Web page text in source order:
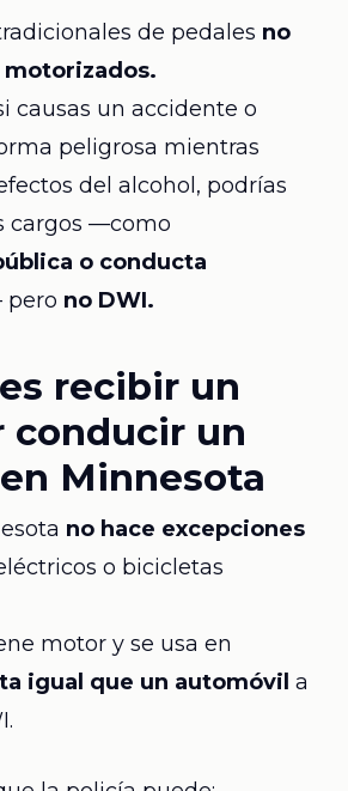
de pedales no
motorizados.
causas un accidente o
peligrosa mientras
del alcohol, podrías
cargos —como
o conducta
no DWI.
recibir un
conducir un
Minnesota
no hace excepciones
o bicicletas
motor y se usa en
igual que un automóvil a